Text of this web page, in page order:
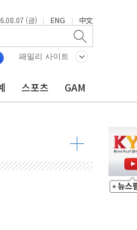
(금) | ENG | 中文
패밀리 사이트
스포츠 GAM
개발
부동산 정상화"